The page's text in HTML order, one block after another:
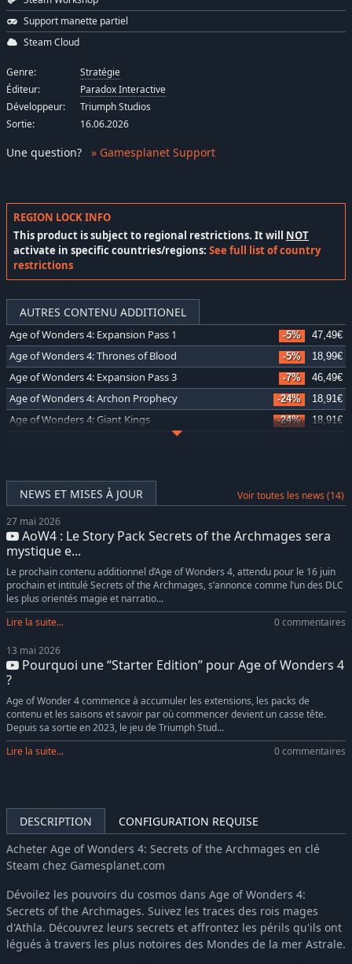
REGION LOCK INFO
This product is subject to regional restrictions. It will NOT
activate in specific countries/regions: See full list of country
restrictions
AUTRES CONTENU ADDITIONEL
Age of Wonders 4: Expansion Pass 1 -5% 47,49€
Age of Wonders 4: Thrones of Blood -5% 18,99€
Age of Wonders 4: Expansion Pass 3 -7% 46,49€
Age of Wonders 4: Archon Prophecy -24% 18,91€
Age of Wonders 4: Giant Kings -24% 18,91€
Age of Wonders 4: Primal Fury
Age of Wonders 4: Empires & Ashes -33% 13,30€
Age of Wonders 4: Dragon Dawn
Age of Wonders 4: Rise from Ruin -5%
NEWS ET MISES À JOUR Voir toutes les news (14)
27 mai 2026
AoW4 : Le Story Pack Secrets of the Archmages sera
mystique e...
Le prochain contenu additionnel d’Age of Wonders 4, attendu pour le 16 juin
prochain et intitulé Secrets of the Archmages, s’annonce comme l’un des DLC
les plus orientés magie et narratio...
Lire la suite...
0 commentaires
13 mai 2026
Pourquoi une “Starter Edition” pour Age of Wonders 4
?
Age of Wonder 4 commence à accumuler les extensions, les packs de
contenu et les saisons et savoir par où commencer devient un casse tête.
Depuis sa sortie en 2023, le jeu de Triumph Stud...
Lire la suite...
0 commentaires
DESCRIPTION
CONFIGURATION REQUISE
Acheter Age of Wonders 4: Secrets of the Archmages en clé
Steam chez Gamesplanet.com
Dévoilez les pouvoirs du cosmos dans Age of Wonders 4:
Secrets of the Archmages. Suivez les traces des rois mages
d'Athla. Découvrez leurs secrets et affrontez les périls qu'ils ont
légués à travers les plus notoires des Mondes de la mer Astrale.
Support manette partiel
Steam Cloud
Genre:
Stratégie
Éditeur:
Paradox Interactive
Développeur:
Triumph Studios
Sortie:
16.06.2026
Une question? » Gamesplanet Support